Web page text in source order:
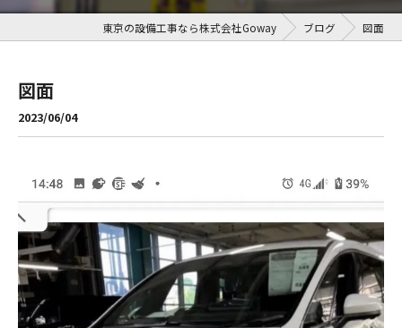
東京の設備工事なら株式会社Goway ブログ 図面
図面
2023/06/04